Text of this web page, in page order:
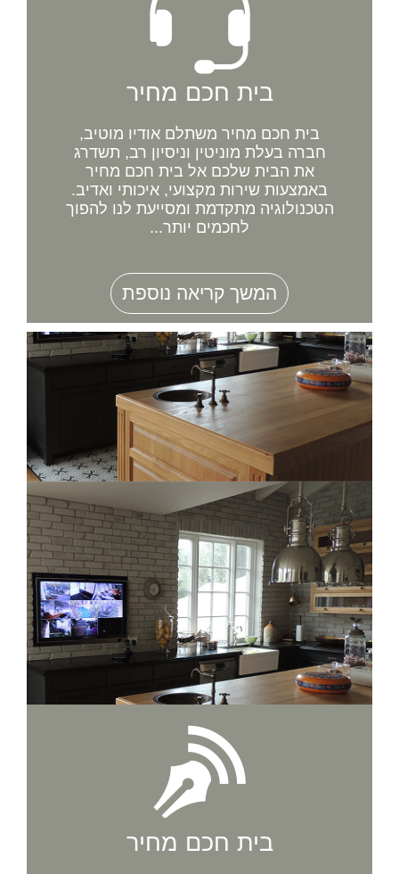
בית חכם מחיר
בית חכם מחיר משתלם אודיו מוטיב,
חברה בעלת מוניטין וניסיון רב, תשדרג
את הבית שלכם אל בית חכם מחיר
באמצעות שירות מקצועי, איכותי ואדיב.
הטכנולוגיה מתקדמת ומסייעת לנו להפוך
לחכמים יותר...
המשך קריאה נוספת
בית חכם מחיר